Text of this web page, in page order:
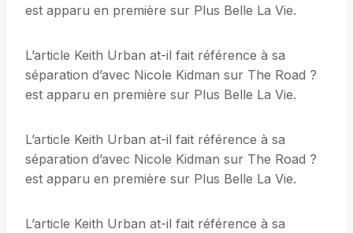
est apparu en première sur Plus Belle La Vie.
L’article Keith Urban at-il fait référence à sa
séparation d’avec Nicole Kidman sur The Road ?
est apparu en première sur Plus Belle La Vie.
L’article Keith Urban at-il fait référence à sa
séparation d’avec Nicole Kidman sur The Road ?
est apparu en première sur Plus Belle La Vie.
L’article Keith Urban at-il fait référence à sa